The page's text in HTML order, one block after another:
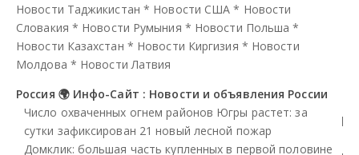
Новости Таджикистан * Новости США * Новости
Словакия * Новости Румыния * Новости Польша *
Новости Казахстан * Новости Киргизия * Новости
Молдова * Новости Латвия
Россия 🌍 Инфо-Сайт : Новости и объявления России
Число охваченных огнем районов Югры растет: за
сутки зафиксирован 21 новый лесной пожар
Домклик: большая часть купленных в первой половине